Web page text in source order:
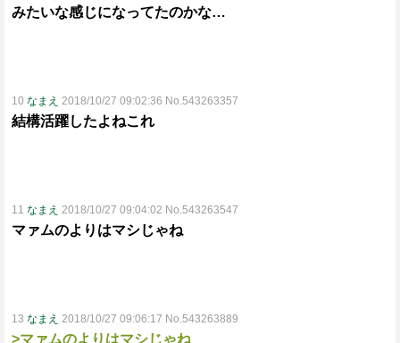
みたいな感じになってたのかな…
10 なまえ 2018/10/27 09:02:36 No.543263357
結構活躍したよねこれ
11 なまえ 2018/10/27 09:04:02 No.543263547
マァムのよりはマシじゃね
13 なまえ 2018/10/27 09:06:17 No.543263889
>マァムのよりはマシじゃね